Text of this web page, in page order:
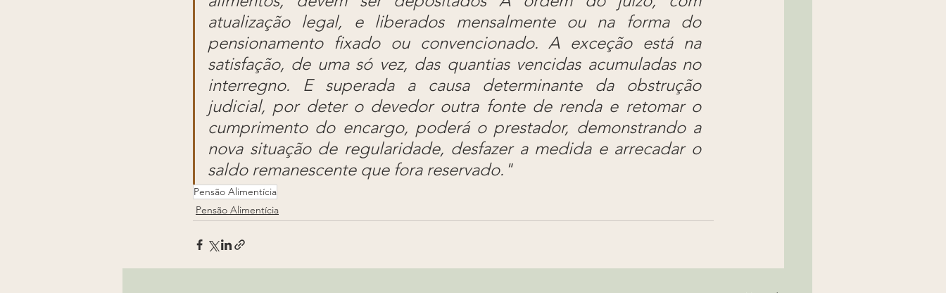
atualização legal, e liberados mensalmente ou na forma do
pensionamento fixado ou convencionado. A exceção está na
satisfação, de uma só vez, das quantias vencidas acumuladas no
interregno. E superada a causa determinante da obstrução
judicial, por deter o devedor outra fonte de renda e retomar o
cumprimento do encargo, poderá o prestador, demonstrando a
nova situação de regularidade, desfazer a medida e arrecadar o
saldo remanescente que fora reservado."
Pensão Alimentícia
Pensão Alimentícia